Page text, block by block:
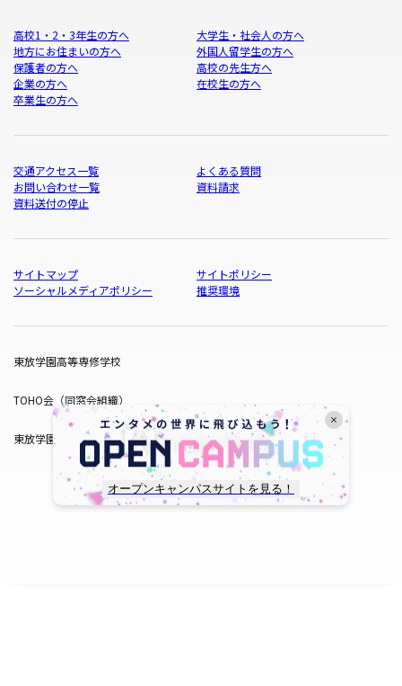
オープンキャンパスサイトを見る！
高校1・2・3年生の方へ
大学生・社会人の方へ
地方にお住まいの方へ
外国人留学生の方へ
保護者の方へ
高校の先生方へ
企業の方へ
在校生の方へ
卒業生の方へ
交通アクセス一覧
よくある質問
お問い合わせ一覧
資料請求
資料送付の停止
サイトマップ
サイトポリシー
ソーシャルメディアポリシー
推奨環境
東放学園高等専修学校
TOHO会（同窓会組織）
東放学園サービス
copyright © TOHO GAKUEN All Rights Reserved.